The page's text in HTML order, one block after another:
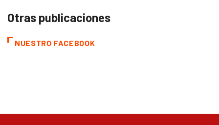
Otras publicaciones
NUESTRO FACEBOOK